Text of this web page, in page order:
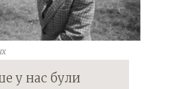
у нас були